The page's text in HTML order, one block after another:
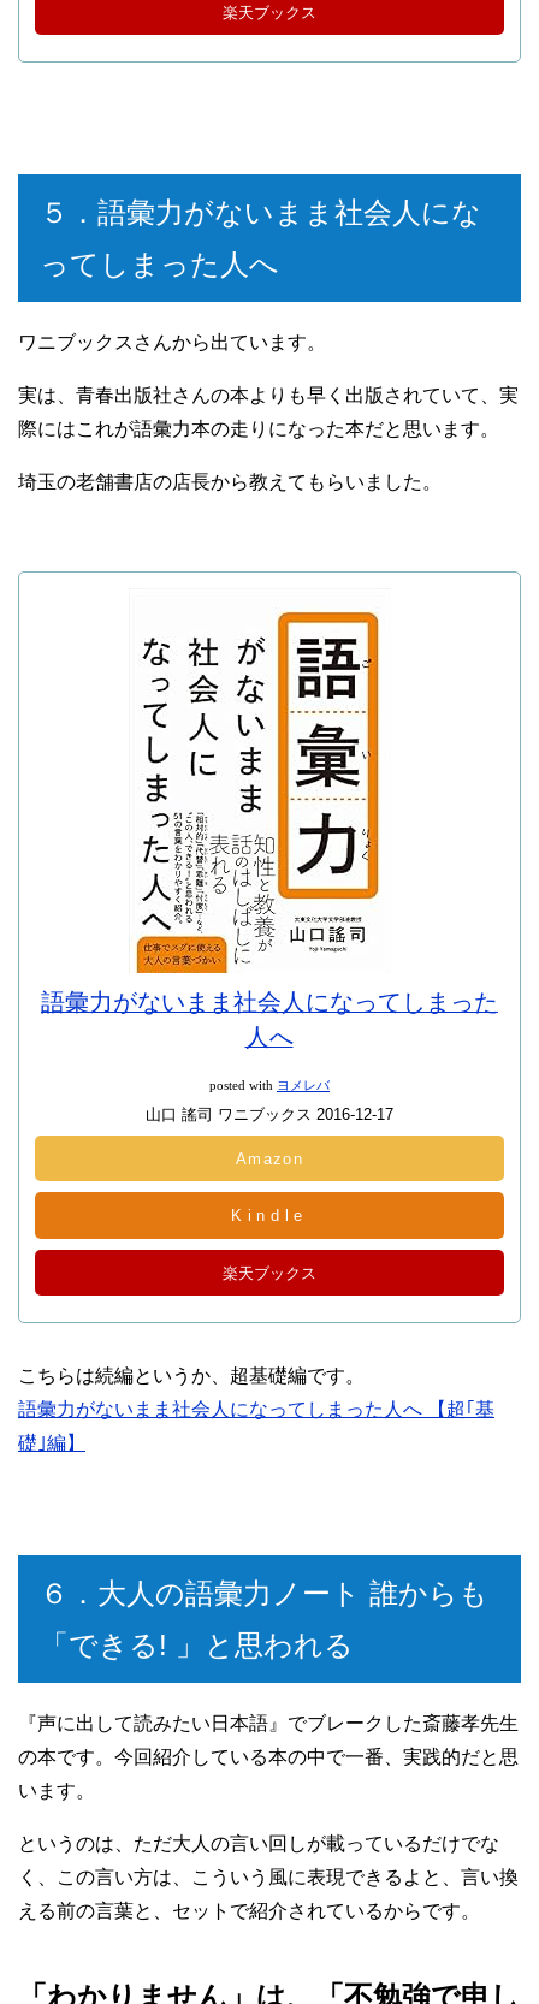
楽天ブックス
５．語彙力がないまま社会人にな
ってしまった人へ
ワニブックスさんから出ています。
実は、青春出版社さんの本よりも早く出版されていて、実
際にはこれが語彙力本の走りになった本だと思います。
埼玉の老舗書店の店長から教えてもらいました。
語彙力がないまま社会人になってしまった
人へ
posted with ヨメレバ
山口 謠司 ワニブックス 2016-12-17
Amazon
Kindle
楽天ブックス
こちらは続編というか、超基礎編です。
語彙力がないまま社会人になってしまった人へ 【超｢基
礎｣編】
６．大人の語彙力ノート 誰からも
「できる! 」と思われる
『声に出して読みたい日本語』でブレークした斎藤孝先生
の本です。今回紹介している本の中で一番、実践的だと思
います。
というのは、ただ大人の言い回しが載っているだけでな
く、この言い方は、こういう風に表現できるよと、言い換
える前の言葉と、セットで紹介されているからです。
「わかりません」は、「不勉強で申し